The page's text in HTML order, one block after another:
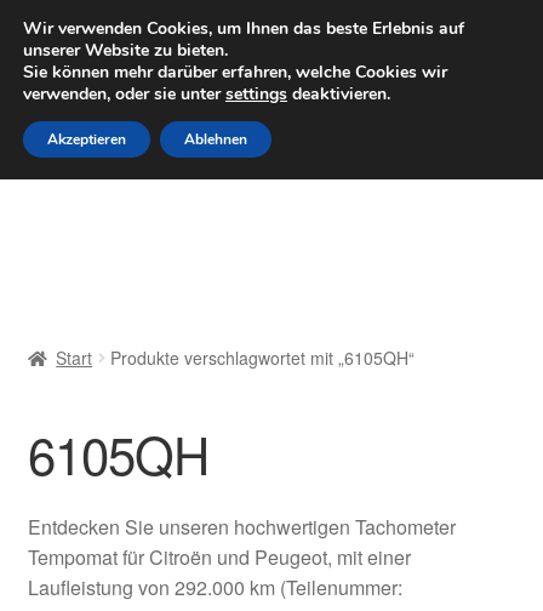
LIEFERUNG ab 6 EUR
Mo–Fr 9–16 Uhr · 0175 7465658
Zur
Navigation
springen
Zum
Inhalt
springen
Datenschutz-Bestimmungen
Impressum
Kasse
Start Produkte verschlagwortet mit „6105QH“
6105QH
Entdecken Sie unseren hochwertigen Tachometer
Tempomat für Citroën und Peugeot, mit einer
Laufleistung von 292.000 km (Teilenummer:
Wir verwenden Cookies, um Ihnen das beste Erlebnis auf
unserer Website zu bieten.
Sie können mehr darüber erfahren, welche Cookies wir
verwenden, oder sie untersettings deaktivieren.
Akzeptieren Ablehnen